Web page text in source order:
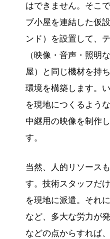
はできません。そこ
ブ小屋を連結した仮
ンド）を設置して、
（映像・音声・照明
屋）と同じ機材を持
環境を構築します。
を現地につくるよう
中継用の映像を制作
す。
当然、人的リソース
す。技術スタッフだ
を現地に派遣。それ
など、多大な労力が
などの点からすれば